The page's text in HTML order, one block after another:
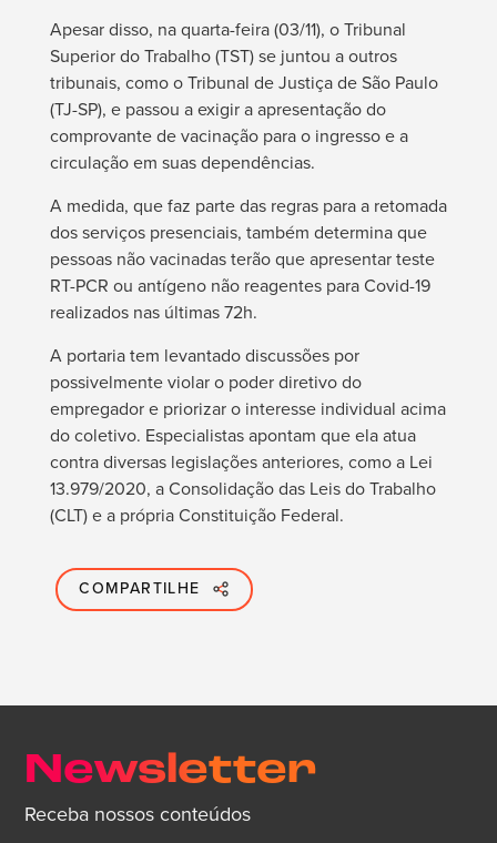
Apesar disso, na quarta-feira (03/11), o Tribunal
Superior do Trabalho (TST) se juntou a outros
tribunais, como o Tribunal de Justiça de São Paulo
(TJ-SP), e passou a exigir a apresentação do
comprovante de vacinação para o ingresso e a
circulação em suas dependências.
A medida, que faz parte das regras para a retomada
dos serviços presenciais, também determina que
pessoas não vacinadas terão que apresentar teste
RT-PCR ou antígeno não reagentes para Covid-19
realizados nas últimas 72h.
A portaria tem levantado discussões por
possivelmente violar o poder diretivo do
empregador e priorizar o interesse individual acima
do coletivo. Especialistas apontam que ela atua
contra diversas legislações anteriores, como a Lei
13.979/2020, a Consolidação das Leis do Trabalho
(CLT) e a própria Constituição Federal.
COMPARTILHE
Newsletter
Receba nossos conteúdos